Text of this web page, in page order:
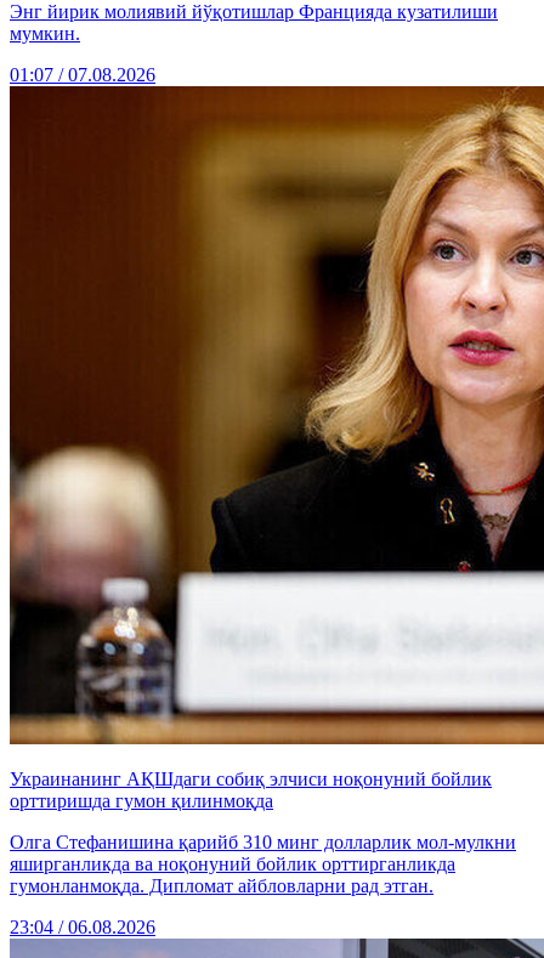
Энг йирик молиявий йўқотишлар Францияда кузатилиши
мумкин.
01:07 / 07.08.2026
Украинанинг АҚШдаги собиқ элчиси ноқонуний бойлик
орттиришда гумон қилинмоқда
Олга Стефанишина қарийб 310 минг долларлик мол-мулкни
яширганликда ва ноқонуний бойлик орттирганликда
гумонланмоқда. Дипломат айбловларни рад этган.
23:04 / 06.08.2026